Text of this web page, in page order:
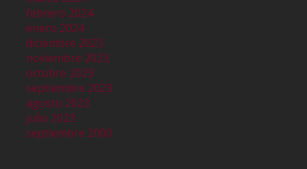
febrero 2024
enero 2024
diciembre 2023
noviembre 2023
octubre 2023
septiembre 2023
agosto 2023
julio 2023
septiembre 2000